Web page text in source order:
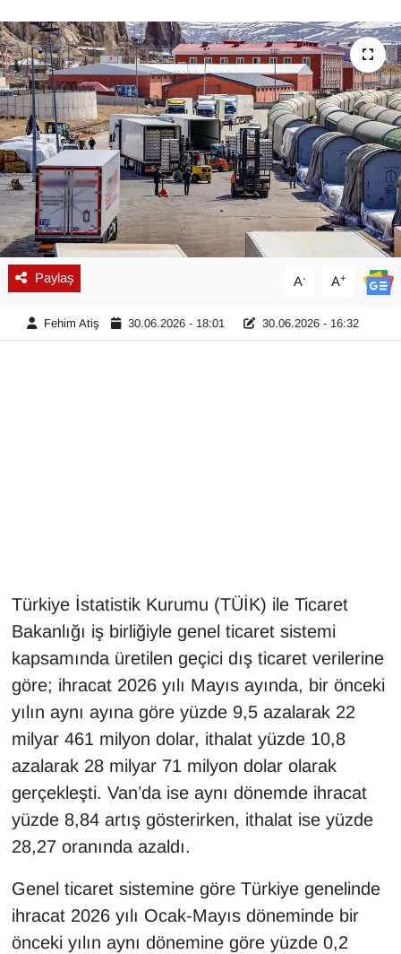
Paylaş A- A+
Fehim Atiş 30.06.2026 - 18:01 30.06.2026 - 16:32
Türkiye İstatistik Kurumu (TÜİK) ile Ticaret
Bakanlığı iş birliğiyle genel ticaret sistemi
kapsamında üretilen geçici dış ticaret verilerine
göre; ihracat 2026 yılı Mayıs ayında, bir önceki
yılın aynı ayına göre yüzde 9,5 azalarak 22
milyar 461 milyon dolar, ithalat yüzde 10,8
azalarak 28 milyar 71 milyon dolar olarak
gerçekleşti. Van’da ise aynı dönemde ihracat
yüzde 8,84 artış gösterirken, ithalat ise yüzde
28,27 oranında azaldı.
Genel ticaret sistemine göre Türkiye genelinde
ihracat 2026 yılı Ocak-Mayıs döneminde bir
önceki yılın aynı dönemine göre yüzde 0,2
EĞİTİM
EKONOMİ
Eleman
Emlak
En çok konuşulanlar
GENEL
Güncel
Kamu Alımları
Kim Kimdir?
Kültür & Sanat
KURDÎ
MAGAZİN
MEDYA
ONE EKONOMİ
POLİTİKA